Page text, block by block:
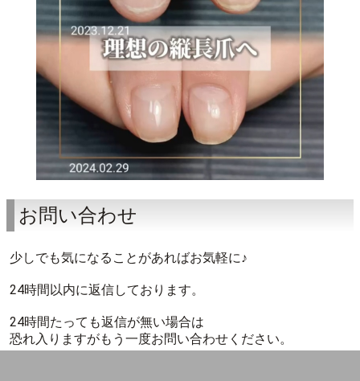
ご好評につき5名様追加募集♪
自爪育成 Instagram
ご予約・お問い合わせはこちら